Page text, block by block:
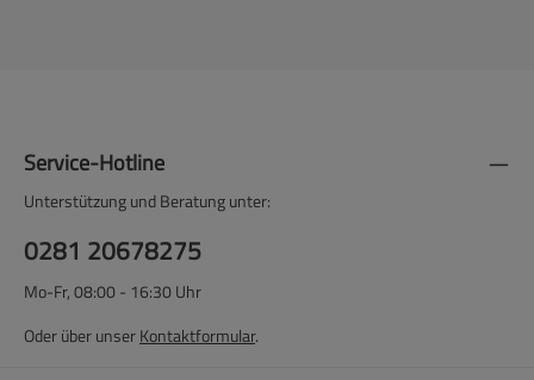
Service-Hotline
Unterstützung und Beratung unter:
0281 20678275
Mo-Fr, 08:00 - 16:30 Uhr
Oder über unserKontaktformular.